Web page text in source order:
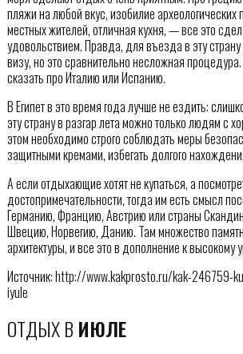
пляжи на любой вкус, изобилие
местных жителей, отличная кухня, — все это
удовольствием. Правда, для въезда в эту
визу, но это сравнительно несложная
сказать про Италию или Испанию.
В Египет в это время года лучше не ездить:
эту страну в разгар лета можно только людям с
этом необходимо строго соблюдать меры
защитными кремами, избегать долгого
А если отдыхающие хотят не купаться, а
достопримечательности, тогда им есть смысл
Германию, Францию, Австрию или страны
Швецию, Норвегию, Данию. Там множество
архитектуры, и все это в дополнение к высокому
Источник: http://www.kakprosto.ru/kak-246759-
iyule
ОТДЫХ В ИЮЛЕ